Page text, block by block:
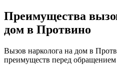
Преимущества
дом в Протвино
Вызов нарколога на дом в
преимуществ перед обращением